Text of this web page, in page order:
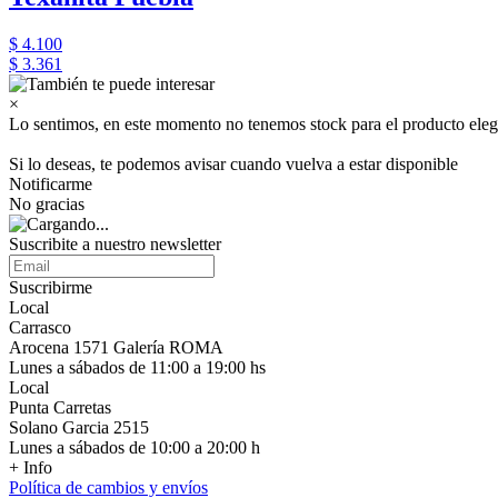
$ 4.100
$ 3.361
×
Lo sentimos, en este momento no tenemos stock para el producto
Si lo deseas, te podemos avisar cuando vuelva a estar disponible
Notificarme
No gracias
Suscribite a nuestro newsletter
Suscribirme
Local
Carrasco
Arocena 1571 Galería ROMA
Lunes a sábados de 11:00 a 19:00 hs
Local
Punta Carretas
Solano Garcia 2515
Lunes a sábados de 10:00 a 20:00 h
+ Info
Política de cambios y envíos